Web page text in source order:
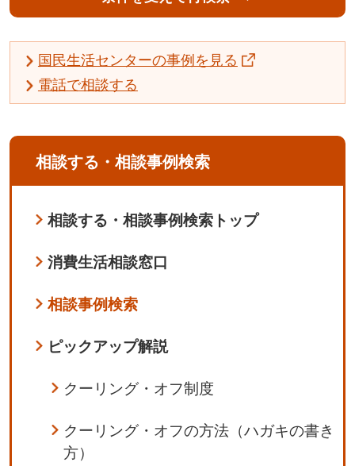
国民生活センターの事例を見る
電話で相談する
相談する・相談事例検索
相談する・相談事例検索トップ
消費生活相談窓口
相談事例検索
ピックアップ解説
クーリング・オフ制度
クーリング・オフの方法（ハガキの書き
方）